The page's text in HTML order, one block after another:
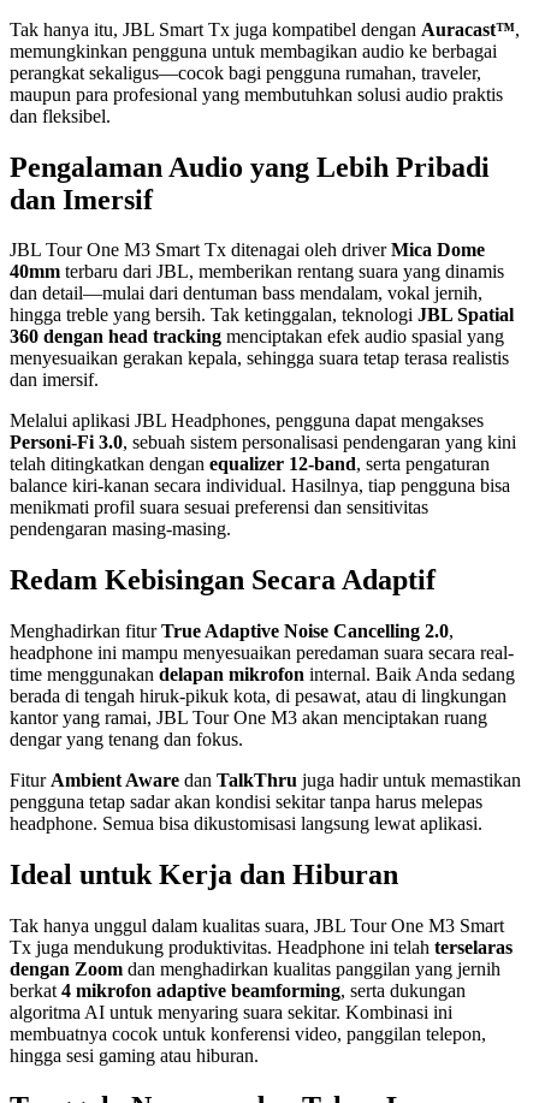
Tak hanya itu, JBL Smart Tx juga kompatibel dengan Auracast™,
memungkinkan pengguna untuk membagikan audio ke berbagai
perangkat sekaligus—cocok bagi pengguna rumahan, traveler,
maupun para profesional yang membutuhkan solusi audio praktis
dan fleksibel.
Pengalaman Audio yang Lebih Pribadi
dan Imersif
JBL Tour One M3 Smart Tx ditenagai oleh driverMica Dome
40mm terbaru dari JBL, memberikan rentang suara yang dinamis
dan detail—mulai dari dentuman bass mendalam, vokal jernih,
hingga treble yang bersih. Tak ketinggalan, teknologi JBL Spatial
360 dengan head tracking menciptakan efek audio spasial yang
menyesuaikan gerakan kepala, sehingga suara tetap terasa realistis
dan imersif.
Melalui aplikasi JBL Headphones, pengguna dapat mengakses
Personi-Fi 3.0, sebuah sistem personalisasi pendengaran yang kini
telah ditingkatkan dengan equalizer 12-band, serta pengaturan
balance kiri-kanan secara individual. Hasilnya, tiap pengguna bisa
menikmati profil suara sesuai preferensi dan sensitivitas
pendengaran masing-masing.
Redam Kebisingan Secara Adaptif
Menghadirkan fiturTrue Adaptive Noise Cancelling 2.0,
headphone ini mampu menyesuaikan peredaman suara secara real-
time menggunakan delapan mikrofon internal. Baik Anda sedang
berada di tengah hiruk-pikuk kota, di pesawat, atau di lingkungan
kantor yang ramai, JBL Tour One M3 akan menciptakan ruang
dengar yang tenang dan fokus.
Fitur Ambient Aware dan TalkThru juga hadir untuk memastikan
pengguna tetap sadar akan kondisi sekitar tanpa harus melepas
headphone. Semua bisa dikustomisasi langsung lewat aplikasi.
Ideal untuk Kerja dan Hiburan
Tak hanya unggul dalam kualitas suara, JBL Tour One M3 Smart
Tx juga mendukung produktivitas. Headphone ini telah terselaras
dengan Zoom dan menghadirkan kualitas panggilan yang jernih
berkat 4 mikrofon adaptive beamforming, serta dukungan
algoritma AI untuk menyaring suara sekitar. Kombinasi ini
membuatnya cocok untuk konferensi video, panggilan telepon,
hingga sesi gaming atau hiburan.